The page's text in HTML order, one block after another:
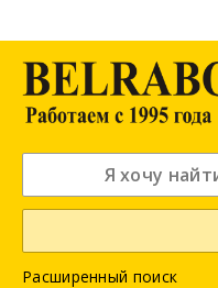
Расширенный поиск